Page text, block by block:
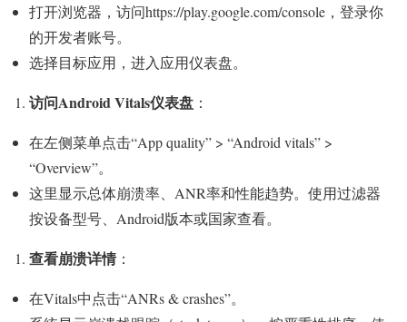
打开浏览器，访问https://play.google.com/console，登录你
的开发者账号。
选择目标应用，进入应用仪表盘。
访问Android Vitals仪表盘 ：
在左侧菜单点击“App quality” > “Android vitals” >
“Overview”。
这里显示总体崩溃率、ANR率和性能趋势。使用过滤器
按设备型号、Android版本或国家查看。
查看崩溃详情：
在Vitals中点击“ANRs & crashes”。